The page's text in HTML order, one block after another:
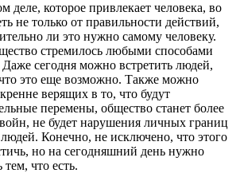
деле, которое привлекает человека, во
не только от правильности действий,
ли это нужно самому человеку.
стремилось любыми способами
Даже сегодня можно встретить людей,
это еще возможно. Также можно
верящих в то, что будут
перемены, общество станет более
не будет нарушения личных границ
Конечно, не исключено, что этого
но на сегодняшний день нужно
тем, что есть.